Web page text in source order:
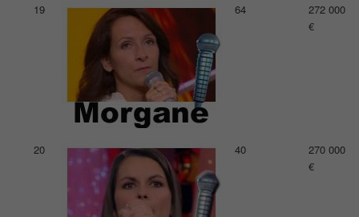
19 64
272 000
€
20 40
270 000
€